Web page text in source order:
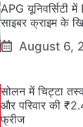
APG यूनिवर्सिटी
साइबर क्राइम के
August 6,
सोलन में चिट्टा
और परिवार की
फ्रीज